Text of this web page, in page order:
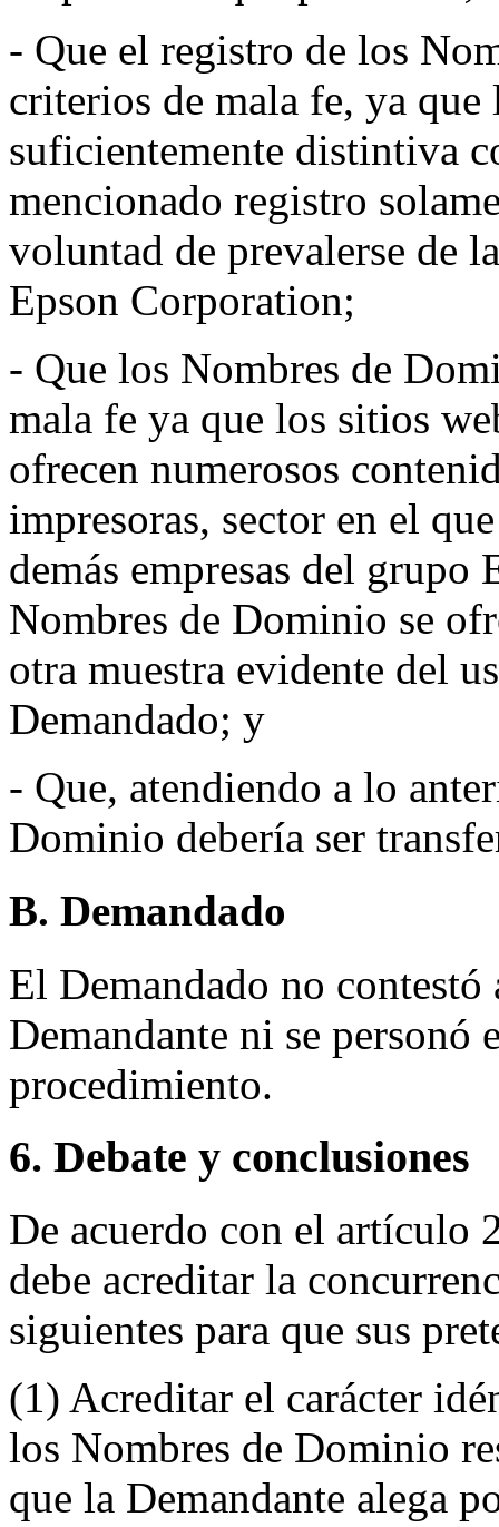
- Que el registro de los
criterios de mala fe, ya
suficientemente distintiva
mencionado registro
voluntad de prevalerse de
Epson Corporation;
- Que los Nombres de
mala fe ya que los sitios
ofrecen numerosos
impresoras, sector en el
demás empresas del
Nombres de Dominio se
otra muestra evidente del
Demandado; y
- Que, atendiendo a lo
Dominio debería ser
B. Demandado
El Demandado no contestó
Demandante ni se personó
procedimiento.
6. Debate y conclusiones
De acuerdo con el artículo
debe acreditar la
siguientes para que sus
(1) Acreditar el carácter
los Nombres de Dominio
que la Demandante alega